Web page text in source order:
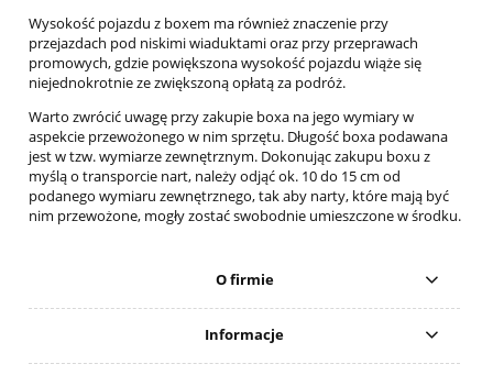
Wysokość pojazdu z boxem ma również znaczenie przy
przejazdach pod niskimi wiaduktami oraz przy przeprawach
promowych, gdzie powiększona wysokość pojazdu wiąże się
niejednokrotnie ze zwiększoną opłatą za podróż.
Warto zwrócić uwagę przy zakupie boxa na jego wymiary w
aspekcie przewożonego w nim sprzętu. Długość boxa podawana
jest w tzw. wymiarze zewnętrznym. Dokonując zakupu boxu z
myślą o transporcie nart, należy odjąć ok. 10 do 15 cm od
podanego wymiaru zewnętrznego, tak aby narty, które mają być
nim przewożone, mogły zostać swobodnie umieszczone w środku.
O firmie
Informacje